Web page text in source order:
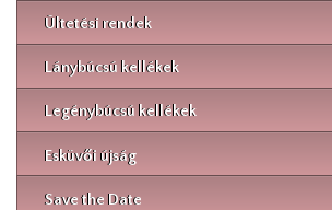
Ültetési rendek
Lánybúcsú kellékek
Legénybúcsú kellékek
Esküvői újság
Save the Date